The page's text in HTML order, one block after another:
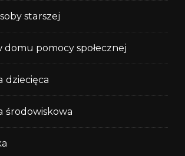
starszej
pomocy społecznej
dziecięca
środowiskowa